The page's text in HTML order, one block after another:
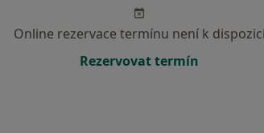
Online rezervace termínu není k dispozici
Rezervovat termín